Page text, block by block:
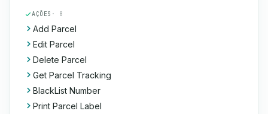
AÇÕES · 8
Add Parcel
Edit Parcel
Delete Parcel
Get Parcel Tracking
BlackList Number
Print Parcel Label